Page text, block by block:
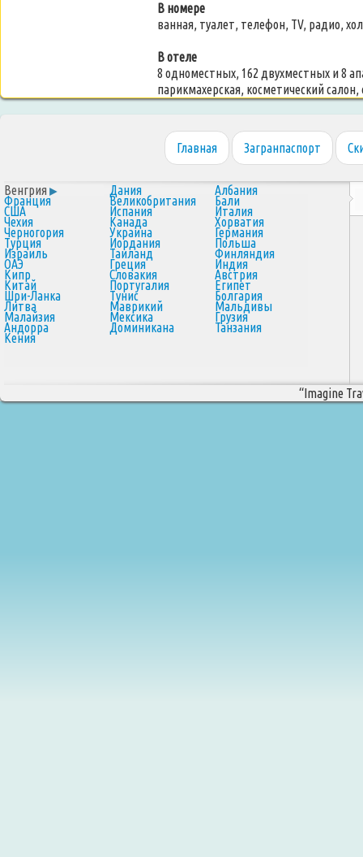
В номере
ванная, туалет, телефон, TV, радио,
В отеле
8 одноместных, 162 двухместных и 8
парикмахерская, косметический
Главная Загранпаспорт
Венгрия Дания Албания
Франция Великобритания Бали
США Испания Италия
Чехия Канада Хорватия
Черногория Украина Германия
Турция Иордания Польша
Израиль Таиланд Финляндия
ОАЭ Греция Индия
Кипр Словакия Австрия
Китай Португалия Египет
Шри-Ланка Тунис Болгария
Литва Маврикий Мальдивы
Малайзия Мексика Грузия
Андорра Доминикана Танзания
Кения
“Imagine